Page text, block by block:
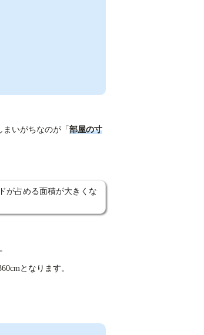
いがちなのが「 部屋の寸
が占める面積が大きくな
となります。